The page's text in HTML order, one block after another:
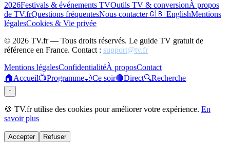
2026Festivals & événements TVOutils TV & conversionÀ propos
de TV.frQuestions fréquentesNous contacter🇬🇧 EnglishMentions
légalesCookies & Vie privée
© 2026 TV.fr — Tous droits réservés. Le guide TV gratuit de
référence en France. Contact : support@tv.fr
Mentions légalesConfidentialitéÀ proposContact
🏠Accueil📺Programme🌙Ce soir🔴Direct🔍Recherche
↑
🍪 TV.fr utilise des cookies pour améliorer votre expérience. En
savoir plus
Accepter Refuser